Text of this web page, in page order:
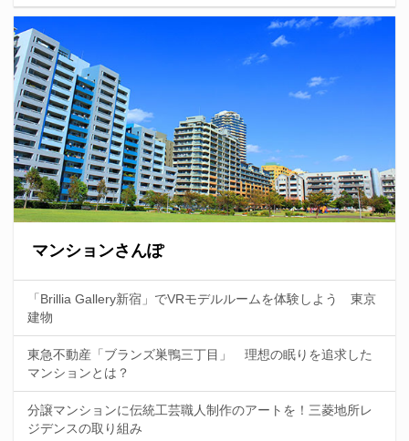
マンションさんぽ
「Brillia Gallery新宿」でVRモデルルームを体験しよう 東京
建物
東急不動産「ブランズ巣鴨三丁目」 理想の眠りを追求した
マンションとは？
分譲マンションに伝統工芸職人制作のアートを！三菱地所レ
ジデンスの取り組み